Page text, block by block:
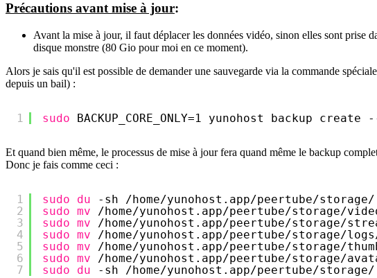
Précautions avant mise à jour:
Avant la mise à jour, il faut déplacer les données vidéo, sinon elles sont prise
disque monstre (80 Gio pour moi en ce moment).
Alors je sais qu'il est possible de demander une sauvegarde via la commande
depuis un bail) :
1 sudo BACKUP_CORE_ONLY=1 yunohost backup
Et quand bien même, le processus de mise à jour fera quand même le backup
Donc je fais comme ceci :
1
2
3
4
5
6
7
sudo du -sh /home/yunohost .app/peertube/storage/
sudo mv /home/yunohost .app/peertube/storage/
sudo mv /home/yunohost .app/peertube/storage/
sudo mv /home/yunohost .app/peertube/storage/
sudo mv /home/yunohost .app/peertube/storage/
sudo mv /home/yunohost .app/peertube/storage/
sudo
du -sh /home/yunohost .app/peertube/storage/